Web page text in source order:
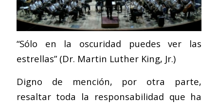
“Sólo en la oscuridad puedes ver las
estrellas” (Dr. Martin Luther King, Jr.)
Digno de mención, por otra parte,
resaltar toda la responsabilidad que ha